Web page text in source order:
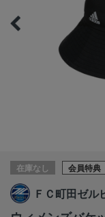
在庫なし 会員特典
ＦＣ町田ゼル